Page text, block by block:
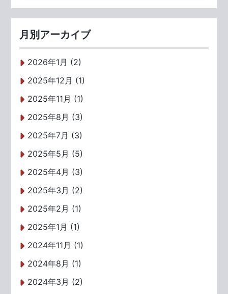
月別アーカイブ
2026年1月 (2)
2025年12月 (1)
2025年11月 (1)
2025年8月 (3)
2025年7月 (3)
2025年5月 (5)
2025年4月 (3)
2025年3月 (2)
2025年2月 (1)
2025年1月 (1)
2024年11月 (1)
2024年8月 (1)
2024年3月 (2)